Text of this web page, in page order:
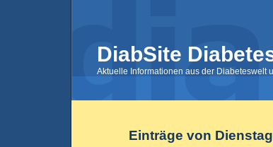
DiabSite
Aktuelle Informationen aus der Diabeteswelt
Einträge von